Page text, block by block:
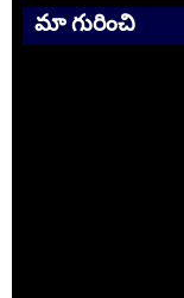
మా గురించి